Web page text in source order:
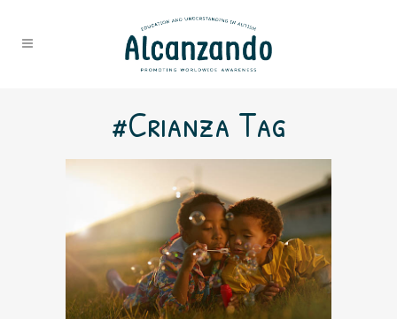
#Crianza Tag